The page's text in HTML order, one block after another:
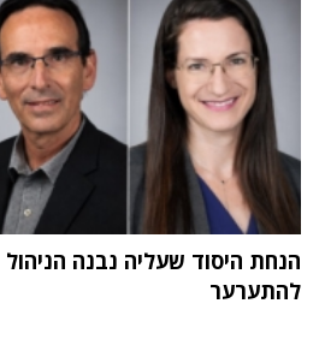
הנחת היסוד שעליה נבנה
להתערער